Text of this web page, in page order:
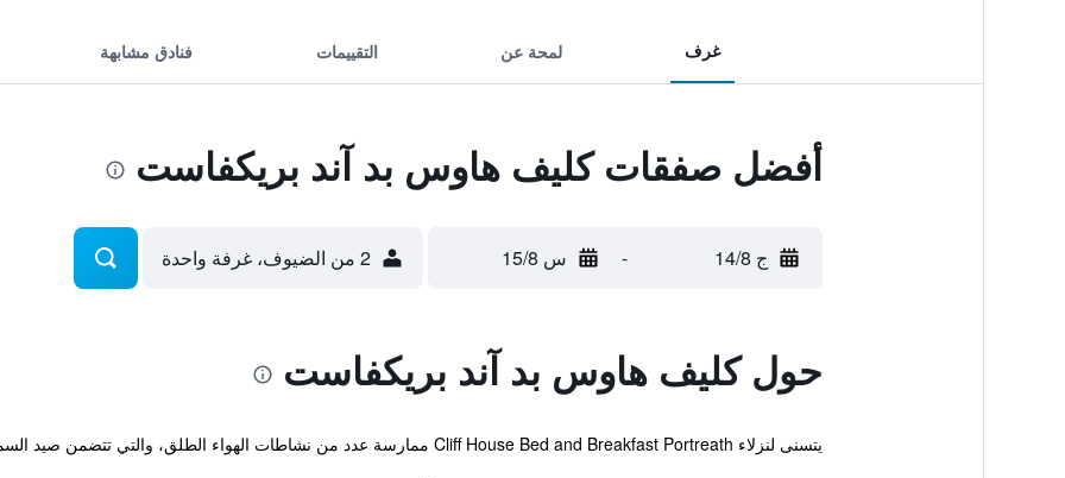
غرف لمحة عن التقييمات فنادق مشابهة
أفضل صفقات كليف هاوس بد آند بريكفاست
ج 14/8 - س 15/8 2 من الضيوف، غرفة واحدة
حول كليف هاوس بد آند بريكفاست
يتسنى لنزلاء Cliff House Bed and Breakfast Portreath ممارسة عدد من نشاطات الهواء الطلق، والتي تتضمن صيد السمك والتزلج. كما يتوفر واي فاي.